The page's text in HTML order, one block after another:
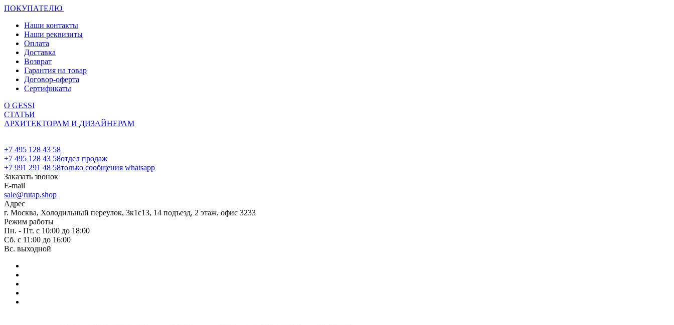
ПОКУПАТЕЛЮ
Наши контакты
Наши реквизиты
Оплата
Доставка
Возврат
Гарантия на товар
Договор-оферта
Сертификаты
О GESSI
СТАТЬИ
АРХИТЕКТОРАМ И ДИЗАЙНЕРАМ
+7 495 128 43 58
+7 495 128 43 58отдел продаж
+7 991 291 48 58только сообщения whatsapp
Заказать звонок
E-mail
sale@rutap.shop
Адрес
г. Москва, Холодильный переулок, 3к1с13, 14 подъезд, 2 этаж, офис 3233
Режим работы
Пн. - Пт. с 10:00 до 18:00
Сб. с 11:00 до 16:00
Вс. выходной